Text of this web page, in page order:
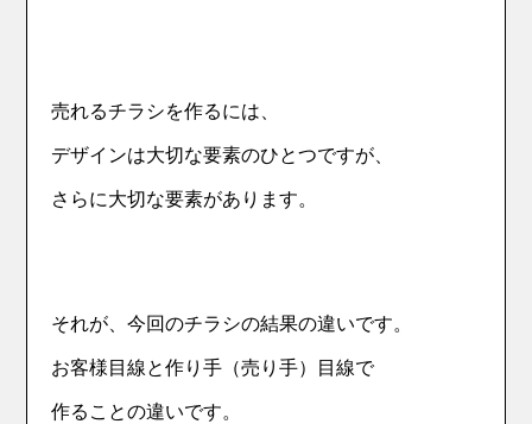
売れるチラシを作るには、
デザインは大切な要素のひとつですが、
さらに大切な要素があります。
それが、今回のチラシの結果の違いです。
お客様目線と作り手（売り手）目線で
作ることの違いです。